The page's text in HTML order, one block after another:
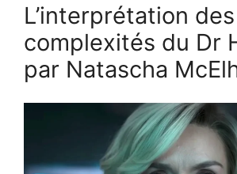
L’interprétation des
complexités du Dr
par Natascha